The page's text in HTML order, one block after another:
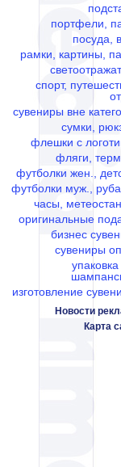
портфели,
посуда,
рамки, картины,
спорт,
сувениры вне
сумки,
флешки c
фляги,
футболки жен.,
футболки муж.,
часы,
оригинальные
бизнес
сувениры
изготовление
Новости
Карта